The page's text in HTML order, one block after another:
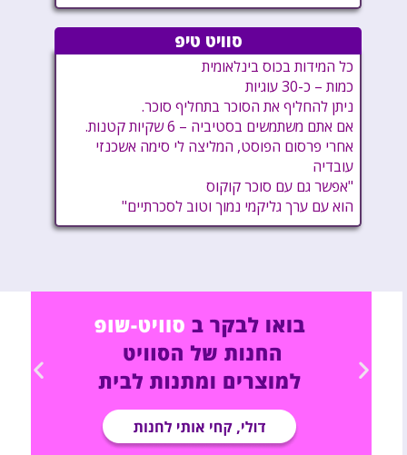
סוויט טיפ
כל המידות בכוס בינלאומית
כמות – כ-30 עוגיות
ניתן להחליף את הסוכר בתחליף סוכר.
אם אתם משתמשים בסטיביה – 6 שקיות קטנות.
אחרי פרסום הפוסט, המליצה לי סימה אשכנזי
עובדיה
"אפשר גם עם סוכר קוקוס
הוא עם ערך גליקמי נמוך וטוב לסכרתיים"